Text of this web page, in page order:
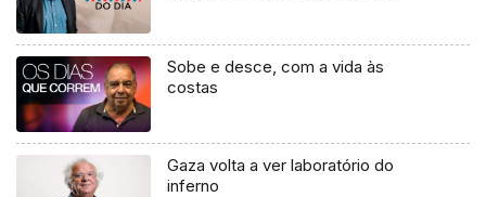
Sobe e desce, com a vida às
costas
Gaza volta a ver laboratório do
inferno